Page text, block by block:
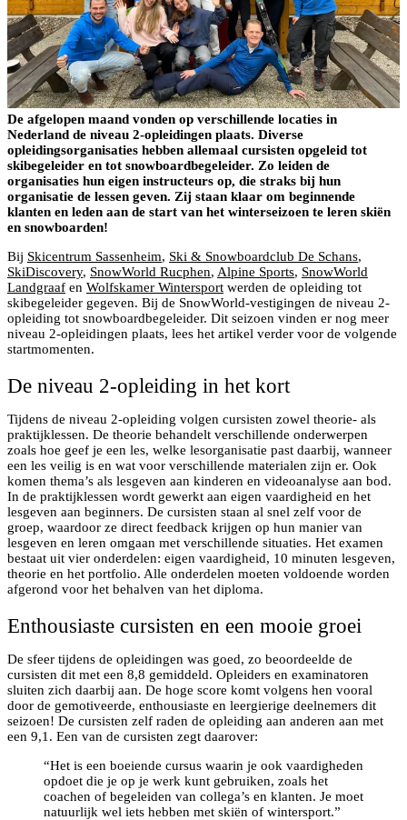
De afgelopen maand vonden op verschillende locaties in
Nederland de niveau 2-opleidingen plaats. Diverse
opleidingsorganisaties hebben allemaal cursisten opgeleid tot
skibegeleider en tot snowboardbegeleider. Zo leiden de
organisaties hun eigen instructeurs op, die straks bij hun
organisatie de lessen geven. Zij staan klaar om beginnende
klanten en leden aan de start van het winterseizoen te leren skiën
en snowboarden!
Bij Skicentrum Sassenheim, Ski & Snowboardclub De Schans,
SkiDiscovery, SnowWorld Rucphen, Alpine Sports, SnowWorld
Landgraaf en Wolfskamer Wintersport werden de opleiding tot
skibegeleider gegeven. Bij de SnowWorld-vestigingen de niveau 2-
opleiding tot snowboardbegeleider. Dit seizoen vinden er nog meer
niveau 2-opleidingen plaats, lees het artikel verder voor de volgende
startmomenten.
De niveau 2-opleiding in het kort
Tijdens de niveau 2-opleiding volgen cursisten zowel theorie- als
praktijklessen. De theorie behandelt verschillende onderwerpen
zoals hoe geef je een les, welke lesorganisatie past daarbij, wanneer
een les veilig is en wat voor verschillende materialen zijn er. Ook
komen thema’s als lesgeven aan kinderen en videoanalyse aan bod.
In de praktijklessen wordt gewerkt aan eigen vaardigheid en het
lesgeven aan beginners. De cursisten staan al snel zelf voor de
groep, waardoor ze direct feedback krijgen op hun manier van
lesgeven en leren omgaan met verschillende situaties. Het examen
bestaat uit vier onderdelen: eigen vaardigheid, 10 minuten lesgeven,
theorie en het portfolio. Alle onderdelen moeten voldoende worden
afgerond voor het behalven van het diploma.
Enthousiaste cursisten en een mooie groei
De sfeer tijdens de opleidingen was goed, zo beoordeelde de
cursisten dit met een 8,8 gemiddeld. Opleiders en examinatoren
sluiten zich daarbij aan. De hoge score komt volgens hen vooral
door de gemotiveerde, enthousiaste en leergierige deelnemers dit
seizoen! De cursisten zelf raden de opleiding aan anderen aan met
een 9,1. Een van de cursisten zegt daarover:
“Het is een boeiende cursus waarin je ook vaardigheden
opdoet die je op je werk kunt gebruiken, zoals het
coachen of begeleiden van collega’s en klanten. Je moet
natuurlijk wel iets hebben met skiën of wintersport.”